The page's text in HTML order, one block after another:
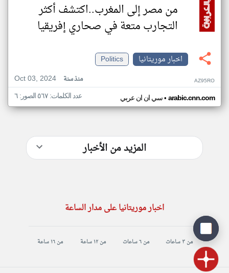
من مصر إلى المغرب..اكتشف أكثر
التجارب متعة في صحاري إفريقيا
اخبار موريتانيا
Politics
Oct 03, 2024
منذ سنة AZ95RO
سي ان ان عربي• arabic.cnn.com عدد الكلمات: ٥٦٧ الصور: ٦
المزيد من الأخبار
اخبار موريتانيا على مدار الساعة
من ٣ ساعات من ٦ ساعات من ١٢ ساعة من ١٦ ساعة